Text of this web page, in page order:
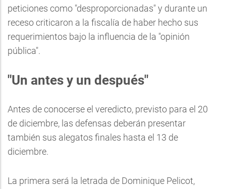
peticiones como "desproporcionadas" y durante un
receso criticaron a la fiscalía de haber hecho sus
requerimientos bajo la influencia de la "opinión
pública".
"Un antes y un después"
Antes de conocerse el veredicto, previsto para el 20
de diciembre, las defensas deberán presentar
también sus alegatos finales hasta el 13 de
diciembre.
La primera será la letrada de Dominique Pelicot,